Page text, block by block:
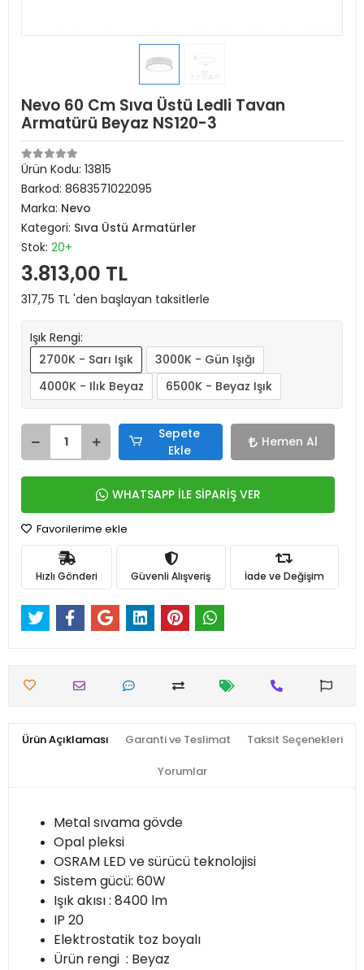
Nevo 60 Cm Sıva Üstü Ledli Tavan
Armatürü Beyaz NS120-3
Ürün Kodu: 13815
Barkod: 8683571022095
Marka: Nevo
Kategori: Sıva Üstü Armatürler
Stok: 20+
3.813,00 TL
317,75 TL 'den başlayan taksitlerle
Işık Rengi:
2700K - Sarı Işık
3000K - Gün Işığı
4000K - Ilık Beyaz
6500K - Beyaz Işık
Sepete
Ekle
Hemen Al
WHATSAPP İLE SİPARİŞ VER
Favorilerime ekle
Hızlı Gönderi Güvenli Alışveriş İade ve Değişim
Ürün Açıklaması Garanti ve Teslimat Taksit Seçenekleri
Yorumlar
Metal sıvama gövde
Opal pleksi
OSRAM LED ve sürücü teknolojisi
Sistem gücü: 60W
Işık akısı : 8400 lm
IP 20
Elektrostatik toz boyalı
Ürün rengi : Beyaz